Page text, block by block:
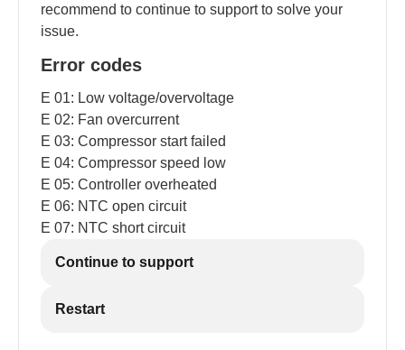
recommend to continue to support to solve your
issue.
Error codes
E 01: Low voltage/overvoltage
E 02: Fan overcurrent
E 03: Compressor start failed
E 04: Compressor speed low
E 05: Controller overheated
E 06: NTC open circuit
E 07: NTC short circuit
Continue to support
Restart